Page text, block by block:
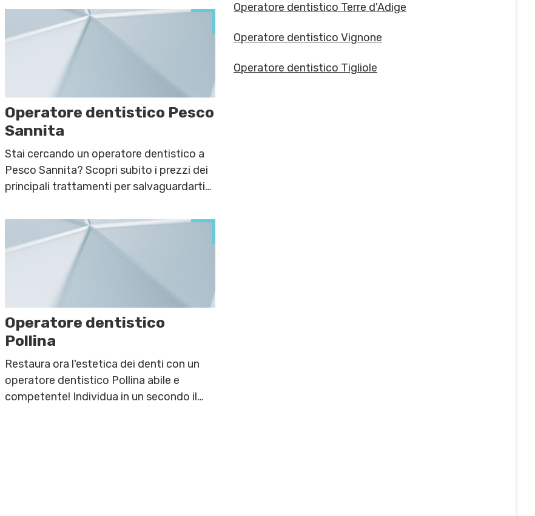
Operatore dentistico Pesco
Sannita
Stai cercando un operatore dentistico a
Pesco Sannita? Scopri subito i prezzi dei
principali trattamenti per salvaguardarti
Operatore dentistico
Pollina
Restaura ora l'estetica dei denti con un
operatore dentistico Pollina abile e
competente! Individua in un secondo il
Operatore dentistico Terre d'Adige
Operatore dentistico Vignone
Operatore dentistico Tigliole